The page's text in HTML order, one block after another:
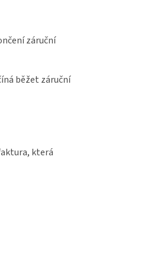
záruční
běžet záruční
která